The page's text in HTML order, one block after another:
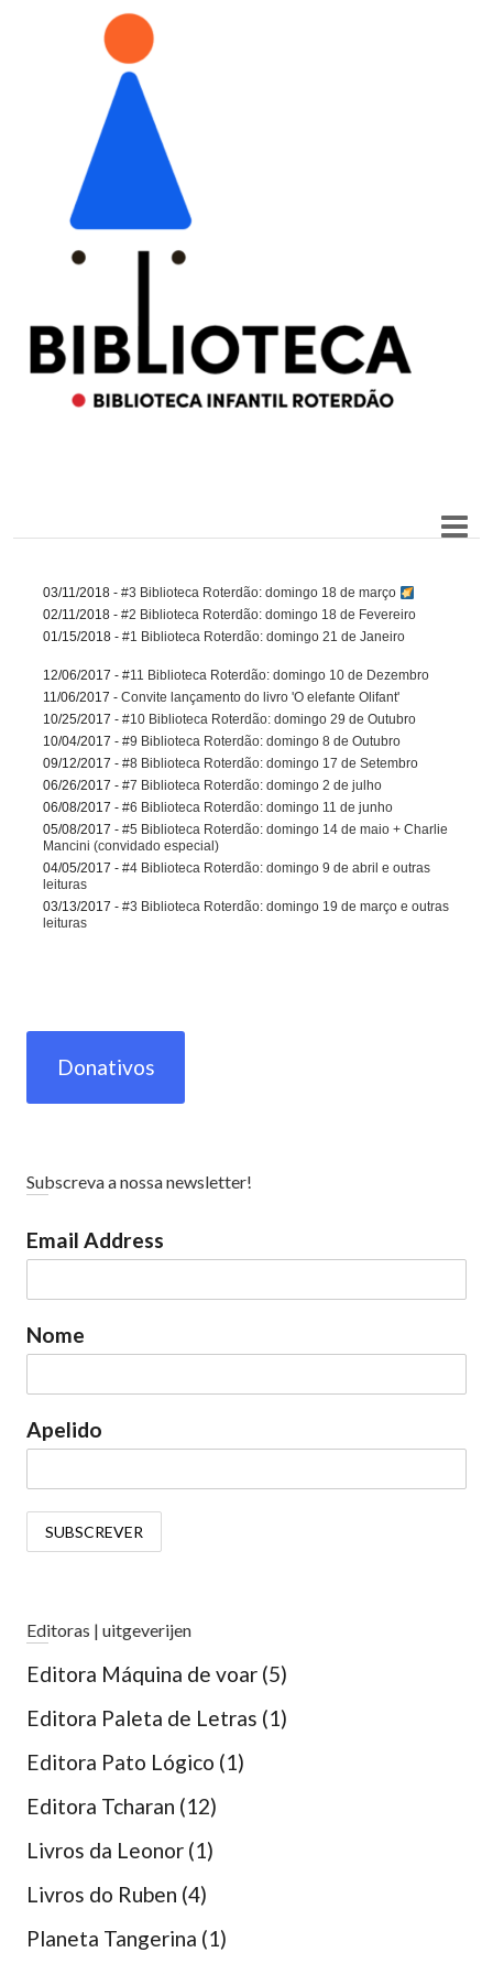
03/11/2018 - #3 Biblioteca Roterdão: domingo 18 de março
02/11/2018 - #2 Biblioteca Roterdão: domingo 18 de Fevereiro
01/15/2018 - #1 Biblioteca Roterdão: domingo 21 de Janeiro
12/06/2017 - #11 Biblioteca Roterdão: domingo 10 de Dezembro
11/06/2017 - Convite lançamento do livro 'O elefante Olifant'
10/25/2017 - #10 Biblioteca Roterdão: domingo 29 de Outubro
10/04/2017 - #9 Biblioteca Roterdão: domingo 8 de Outubro
09/12/2017 - #8 Biblioteca Roterdão: domingo 17 de Setembro
06/26/2017 - #7 Biblioteca Roterdão: domingo 2 de julho
06/08/2017 - #6 Biblioteca Roterdão: domingo 11 de junho
05/08/2017 - #5 Biblioteca Roterdão: domingo 14 de maio + Charlie
Mancini (convidado especial)
04/05/2017 - #4 Biblioteca Roterdão: domingo 9 de abril e outras
leituras
03/13/2017 - #3 Biblioteca Roterdão: domingo 19 de março e outras
leituras
Donativos
Subscreva a nossa newsletter!
Email Address
Nome
Apelido
Editoras | uitgeverijen
Editora Máquina de voar (5)
Editora Paleta de Letras (1)
Editora Pato Lógico (1)
Editora Tcharan (12)
Livros da Leonor (1)
Livros do Ruben (4)
Planeta Tangerina (1)